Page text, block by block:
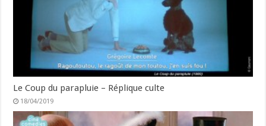
Le Coup du parapluie – Réplique culte
18/04/2019